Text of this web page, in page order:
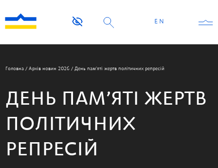
EN
Головна / Архів новин 2026 / День пам’яті жертв політичних репресій
ДЕНЬ ПАМ’ЯТІ ЖЕРТВ
ПОЛІТИЧНИХ
РЕПРЕСІЙ